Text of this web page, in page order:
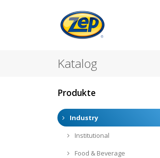
Katalog
Produkte
Industry
Institutional
Food & Beverage